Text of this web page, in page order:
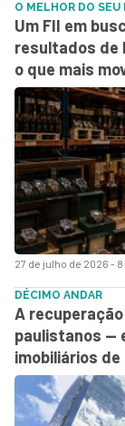
27 de julho de 2026 -
O MELHOR DO SEU
Um FII em
resultados de
o que mais
DÉCIMO ANDAR
A
paulistanos —
imobiliários